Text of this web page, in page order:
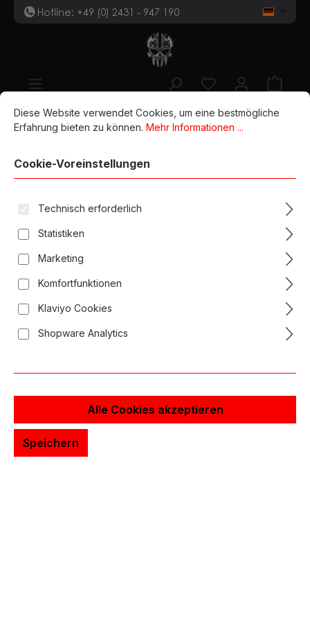
Zum Hauptinhalt springen
tHotline: +49 (0) 2431 - 947 190
Du hast 0
Shagbuilt D20 Special
Edition
Cookie-Voreinstellungen
Diese Website verwendet Cookies, um eine bestmögliche
Diese Website verwendet Cookies, um eine bestmögliche
Erfahrung bieten zu können. Mehr Informationen ...
Cookie-Voreinstellungen
Technisch erforderlich
Statistiken
Marketing
Komfortfunktionen
Klaviyo Cookies
Shopware Analytics
Alle Cookies akzeptieren
Speichern